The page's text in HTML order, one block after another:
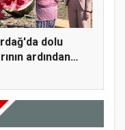
dolu
ardından